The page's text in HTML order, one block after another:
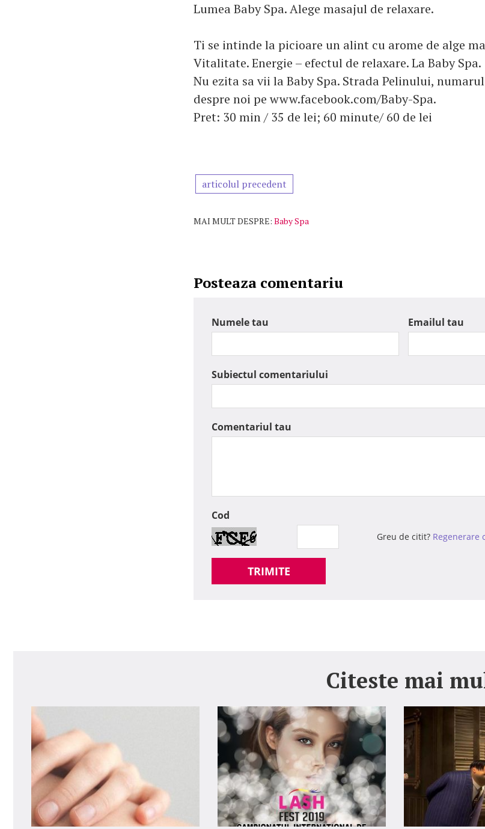
Lumea Baby Spa. Alege masajul de relaxare.
Ti se intinde la picioare un alint cu arome de alge
Vitalitate. Energie – efectul de relaxare. La Baby Spa.
Nu ezita sa vii la Baby Spa. Strada Pelinului,
despre noi pe www.facebook.com/Baby-Spa.
Pret: 30 min / 35 de lei; 60 minute/ 60 de lei
articolul precedent
MAI MULT DESPRE: Baby Spa
Posteaza comentariu
Numele tau Emailul tau
Subiectul comentariului
Comentariul tau
Cod
Greu de citit? Regenerare
TRIMITE
Citeste mai